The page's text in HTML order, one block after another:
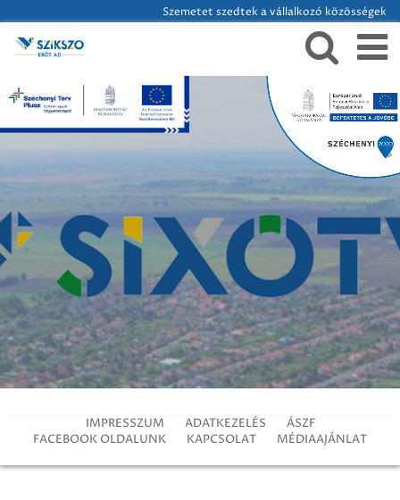
Szemetet szedtek a vállalkozó közösségek
IMPRESSZUM ADATKEZELÉS
ÁSZF
FACEBOOK OLDALUNK
KAPCSOLAT MÉDIAAJÁNLAT